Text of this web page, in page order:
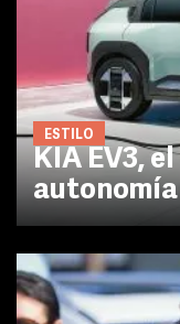
ESTILO
KIA EV3,
autonomía